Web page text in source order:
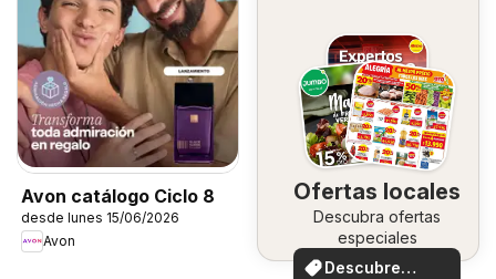
Avon catálogo Ciclo 8
desde lunes 15/06/2026
Avon
Ofertas locales
Descubra ofertas
especiales
Descubre